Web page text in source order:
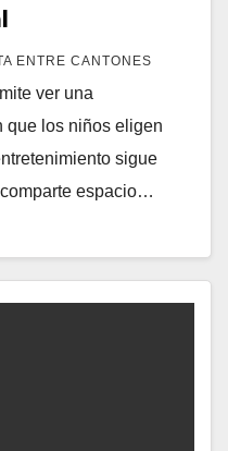
ENTRE CANTONES
ver una
que los niños eligen
sigue
espacio…